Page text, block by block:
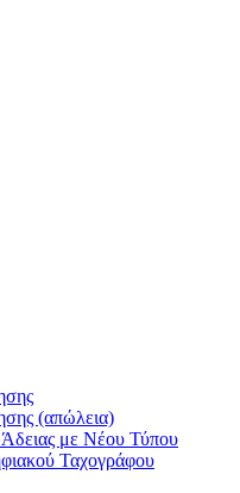
(απώλεια)
Άδειας με Νέου Τύπου
Ταχογράφου